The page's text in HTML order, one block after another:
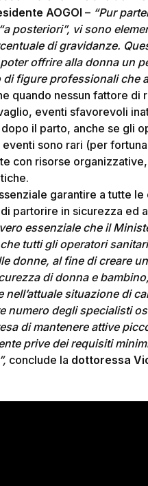
AOGOI – “Pur
posteriori”, vi sono
di gravidanze.
offrire alla donna un
di figure professionali che
quando nessun fattore
eventi sfavorevoli
il parto, anche se gli
sono rari (per
con risorse
garantire a tutte
partorire in sicurezza ed
essenziale che il
tutti gli operatori
donne, al fine di creare
di donna e
nell’attuale situazione di
numero degli specialisti
di mantenere attive
prive dei requisiti
conclude la dottoressa